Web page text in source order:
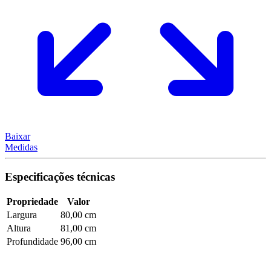
Baixar
Medidas
Especificações técnicas
Propriedade
Valor
Largura
80,00 cm
Altura
81,00 cm
Profundidade 96,00 cm